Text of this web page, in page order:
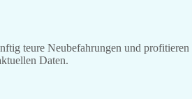
teure Neubefahrungen und profitieren
Daten.